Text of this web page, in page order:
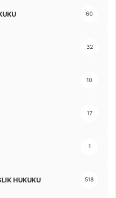
60
32
10
17
1
HUKUKU 518